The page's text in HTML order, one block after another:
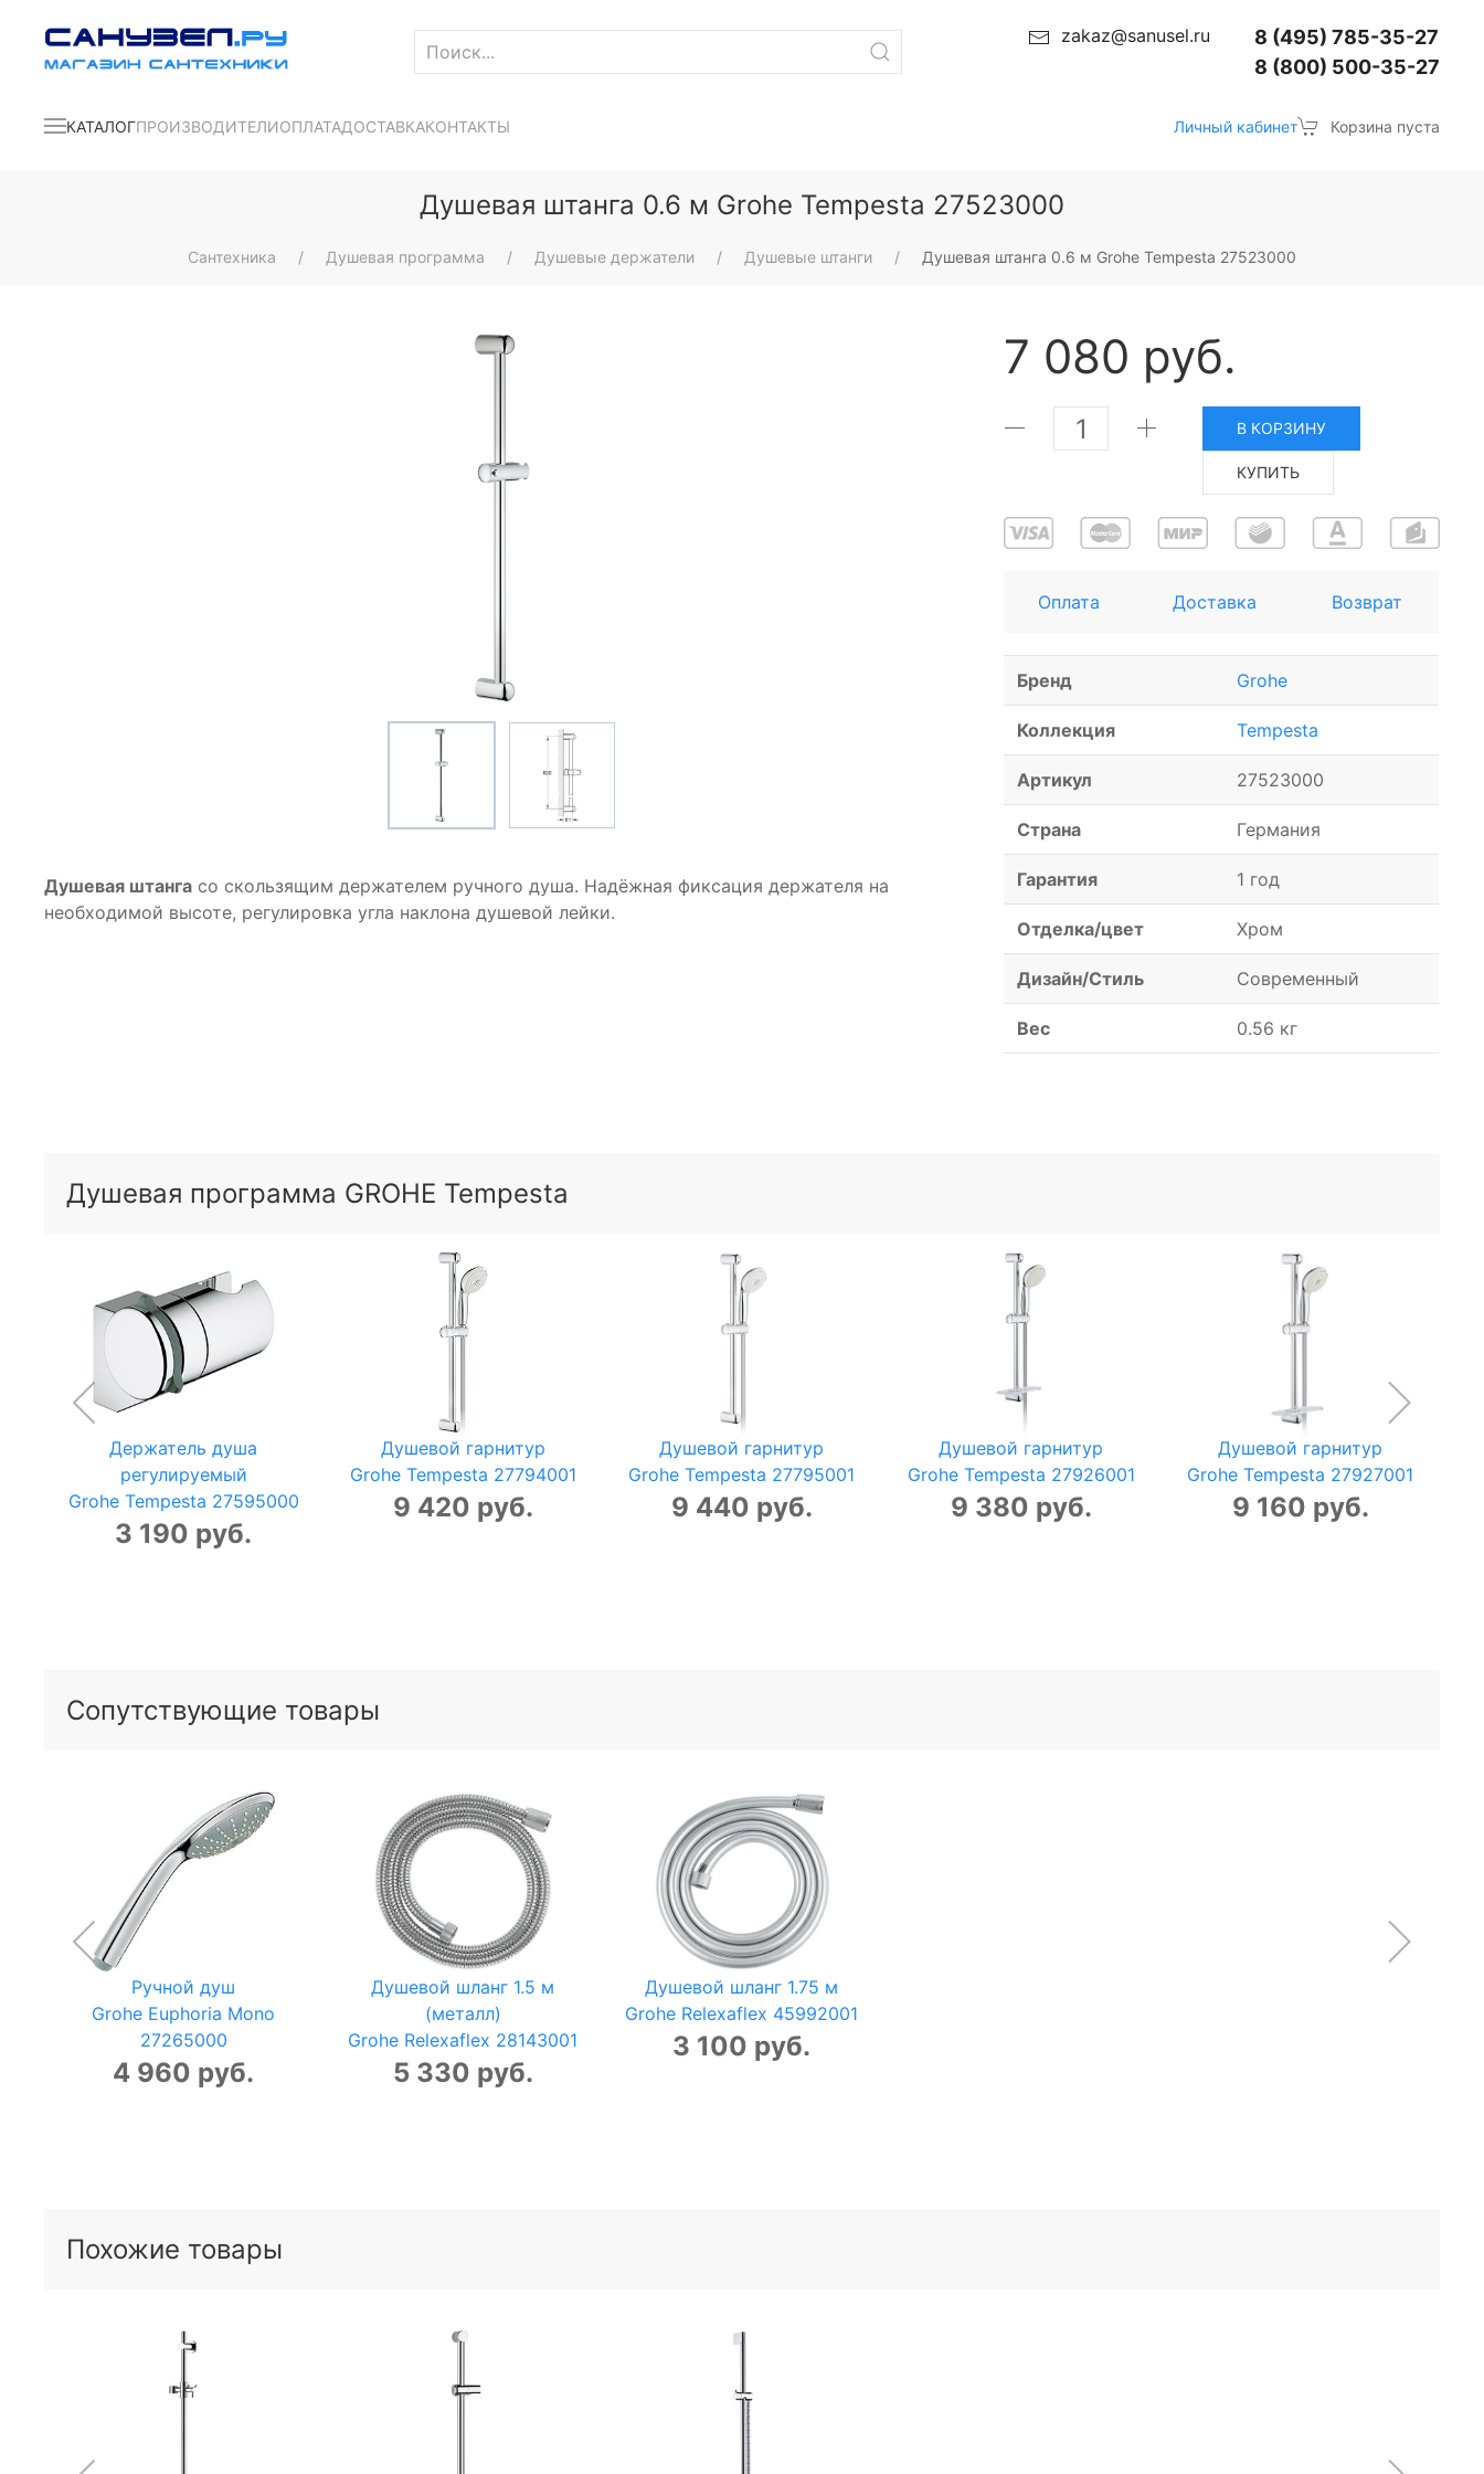
zakaz@sanusel.ru
8 (495) 785-35-27
8 (800) 500-35-27
КАТАЛОГПРОИЗВОДИТЕЛИОПЛАТАДОСТАВКАКОНТАКТЫ Личный кабинет Корзина пуста
Душевая штанга 0.6 м Grohe Tempesta 27523000
Сантехника Душевая программа Душевые держатели Душевые штанги Душевая штанга 0.6 м Grohe Tempesta 27523000
Душевая штанга со скользящим держателем ручного душа. Надёжная фиксация держателя на
необходимой высоте, регулировка угла наклона душевой лейки.
7 080 руб.
В КОРЗИНУ
КУПИТЬ
Оплата Доставка Возврат
Бренд Grohe
Коллекция Tempesta
Артикул 27523000
Страна Германия
Гарантия 1 год
Отделка/цвет Хром
Дизайн/Стиль Современный
Вес 0.56 кг
Душевая программа GROHE Tempesta
Держатель душа
регулируемый
Grohe Tempesta 27595000
3 190 руб.
Душевой гарнитур
Grohe Tempesta 27794001
9 420 руб.
Душевой гарнитур
Grohe Tempesta 27795001
9 440 руб.
Душевой гарнитур
Grohe Tempesta 27926001
9 380 руб.
Душевой гарнитур
Grohe Tempesta 27927001
9 160 руб.
Сопутствующие товары
Ручной душ
Grohe Euphoria Mono
27265000
4 960 руб.
Душевой шланг 1.5 м
(металл)
Grohe Relexaflex 28143001
5 330 руб.
Душевой шланг 1.75 м
Grohe Relexaflex 45992001
3 100 руб.
Похожие товары